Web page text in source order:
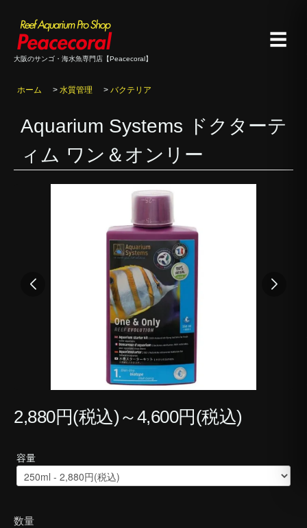
大阪のサンゴ・海水魚専門店【Peacecoral】
☰
ホーム > 水質管理 > バクテリア
Aquarium Systems ドクターテ
ィム ワン＆オンリー
2,880円(税込)～4,600円(税込)
容量
数量